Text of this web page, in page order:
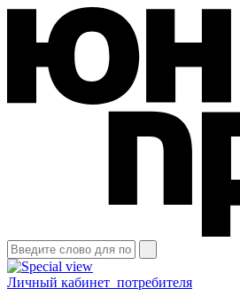
Личный кабинет потребителя